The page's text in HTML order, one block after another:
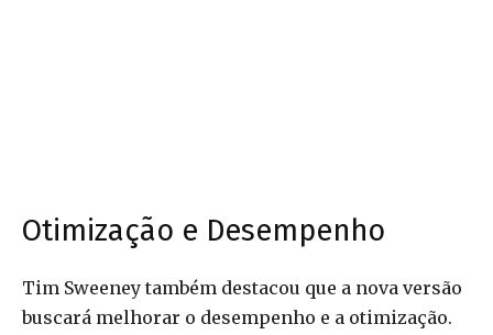
Otimização e Desempenho
Tim Sweeney também destacou que a nova versão
buscará melhorar o desempenho e a otimização.